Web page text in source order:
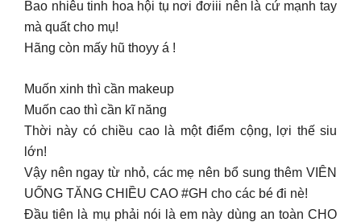
Bao nhiêu tinh hoa hội tụ nơi đơiii nên là cứ mạnh tay
mà quất cho mụ!
Hãng còn mấy hũ thoyy á !
Muốn xinh thì cần makeup
Muốn cao thì cần kĩ năng
Thời này có chiều cao là một điểm cộng, lợi thế siu
lớn!
Vậy nên ngay từ nhỏ, các mẹ nên bổ sung thêm VIÊN
UỐNG TĂNG CHIỀU CAO #GH cho các bé đi nè!
Đầu tiên là mụ phải nói là em này dùng an toàn CHO